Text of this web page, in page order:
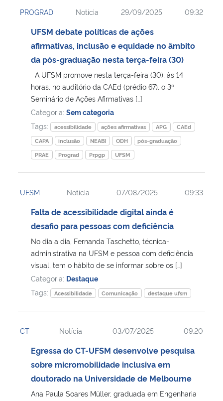
PROGRAD Notícia 29/09/2025 09:32
UFSM debate políticas de ações
afirmativas, inclusão e equidade no âmbito
da pós-graduação nesta terça-feira (30)
A UFSM promove nesta terça-feira (30), às 14
horas, no auditório da CAEd (prédio 67), o 3º
Seminário de Ações Afirmativas […]
Categoria: Sem categoria
Tags:
acessibilidade ações afirmativas APG
CAEd
CAPA
inclusão NEABI ODH
pós-graduação
PRAE
Prograd Prpgp UFSM
UFSM Notícia 07/08/2025 09:33
Falta de acessibilidade digital ainda é
desafio para pessoas com deficiência
No dia a dia, Fernanda Taschetto, técnica-
administrativa na UFSM e pessoa com deficiência
visual, tem o hábito de se informar sobre os […]
Categoria: Destaque
Tags:
Acessibilidade Comunicação destaque ufsm
CT Notícia 03/07/2025 09:20
Egressa do CT-UFSM desenvolve pesquisa
sobre micromobilidade inclusiva em
doutorado na Universidade de Melbourne
Ana Paula Soares Müller, graduada em Engenharia